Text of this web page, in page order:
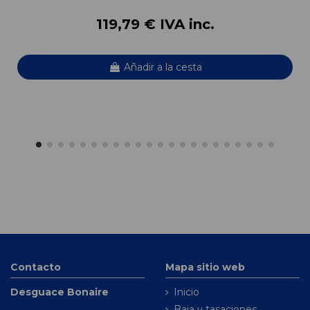
119,79 € IVA inc.
Añadir a la cesta
Contacto
Desguace Bonaire
Mapa sitio web
Inicio